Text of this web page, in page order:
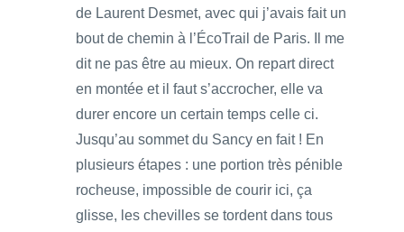
de Laurent Desmet, avec qui j’avais fait un
bout de chemin à l’ÉcoTrail de Paris. Il me
dit ne pas être au mieux. On repart direct
en montée et il faut s’accrocher, elle va
durer encore un certain temps celle ci.
Jusqu’au sommet du Sancy en fait ! En
plusieurs étapes : une portion très pénible
rocheuse, impossible de courir ici, ça
glisse, les chevilles se tordent dans tous